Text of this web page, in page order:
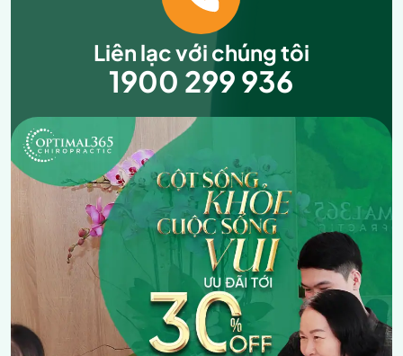
Liên lạc với chúng tôi
1900 299 936